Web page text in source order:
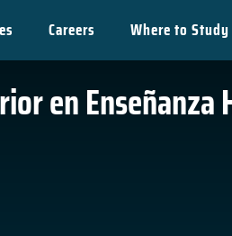
Careers Where to Study
en Enseñanza